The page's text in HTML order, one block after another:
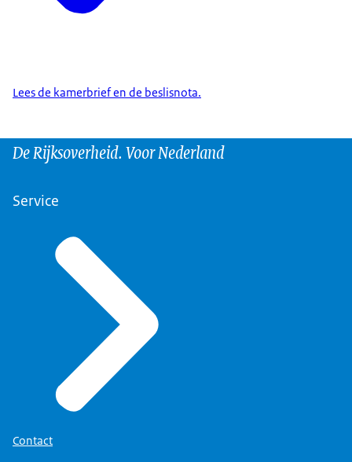
Lees de kamerbrief en de beslisnota.
De Rijksoverheid. Voor Nederland
Service
Contact